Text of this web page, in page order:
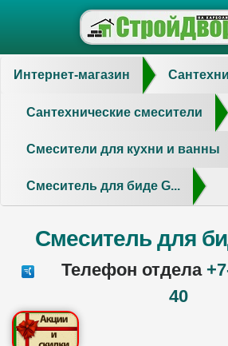
Интернет-магазин
Сантехнические смесители
Смесители для кухни и ванны
Смеситель для биде G...
Смеситель для
Телефон отдела
40